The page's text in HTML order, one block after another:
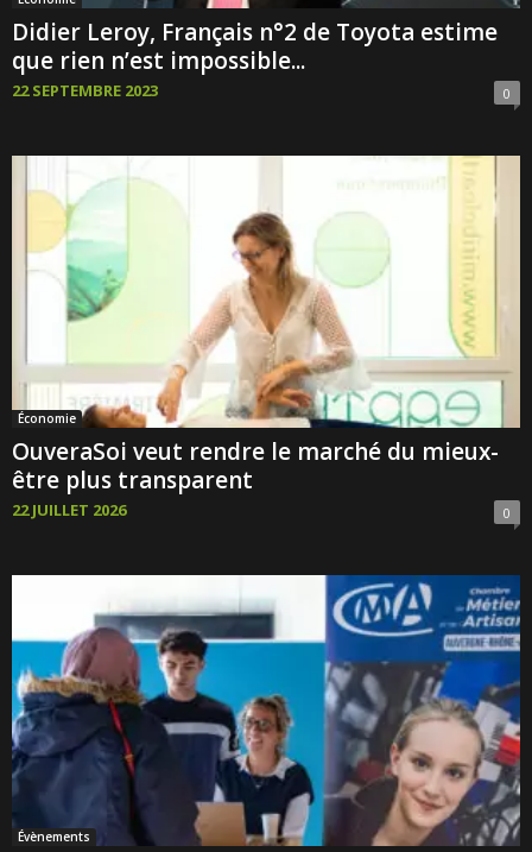
Didier Leroy, Français n°2 de Toyota estime
que rien n’est impossible...
22 SEPTEMBRE 2023 0
Économie
OuveraSoi veut rendre le marché du mieux-
être plus transparent
22 JUILLET 2026 0
Évènements